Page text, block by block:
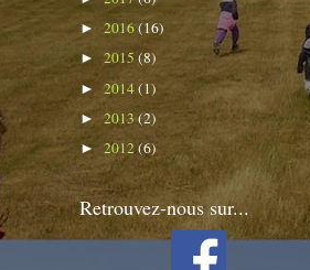
► 2016(16)
► 2015 (8)
► 2014(1)
► 2013(2)
► 2012(6)
Retrouvez-nous sur...